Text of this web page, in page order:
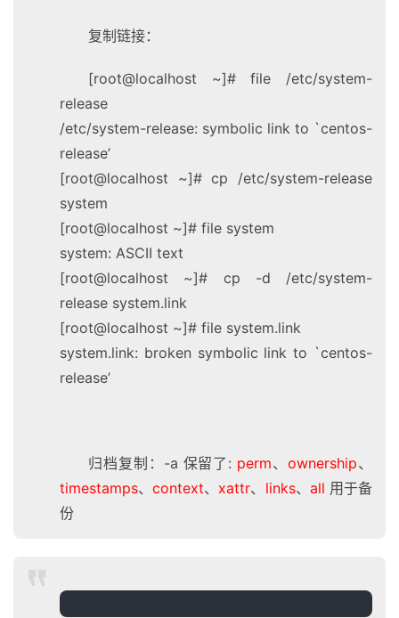
复制链接：
[root@localhost ~]# file /etc/system-
release
/etc/system-release: symbolic link to `centos-
release’
[root@localhost ~]# cp /etc/system-release
system
[root@localhost ~]# file system
system: ASCII text
[root@localhost ~]# cp -d /etc/system-
release system.link
[root@localhost ~]# file system.link
system.link: broken symbolic link to `centos-
release’
归档复制：-a 保留了: perm、ownership、
timestamps、context、 xattr、 links、 all 用于备
份